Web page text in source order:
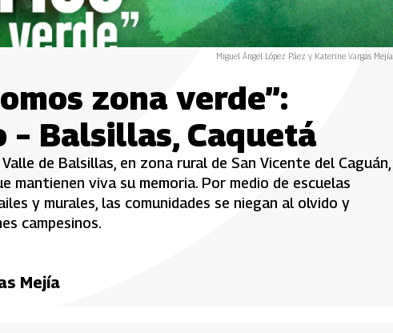
Miguel Ángel López Páez y Katerine Vargas Mejía
zona verde”:
Balsillas, Caquetá
de Balsillas, en zona rural de San Vicente del Caguán,
mantienen viva su memoria. Por medio de escuelas
y murales, las comunidades se niegan al olvido y
campesinos.
Mejía